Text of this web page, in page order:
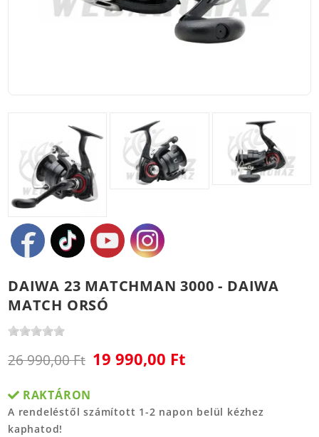
DAIWA 23 MATCHMAN 3000 - DAIWA
MATCH ORSÓ
26 990,00 Ft 19 990,00 Ft
RAKTÁRON
A rendeléstől számított 1-2 napon belül kézhez
kaphatod!